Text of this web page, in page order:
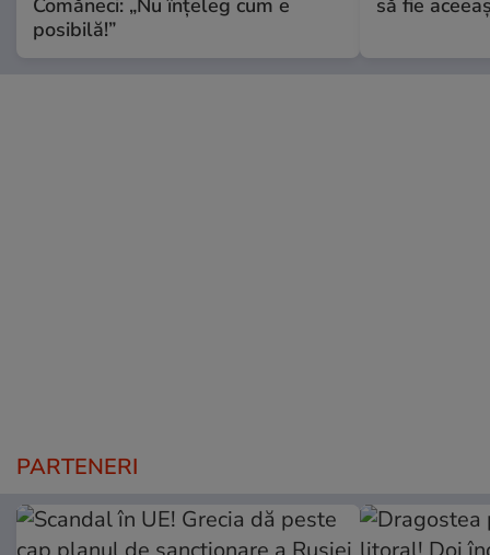
posibilă!”
PARTENERI